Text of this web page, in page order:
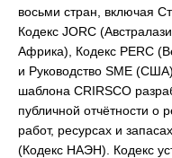
восьми стран, включая
Кодекс JORC
Африка), Кодекс PERC
и Руководство SME
шаблона CRIRSCO
публичной отчётности о
работ, ресурсах и
(Кодекс НАЭН). Кодекс